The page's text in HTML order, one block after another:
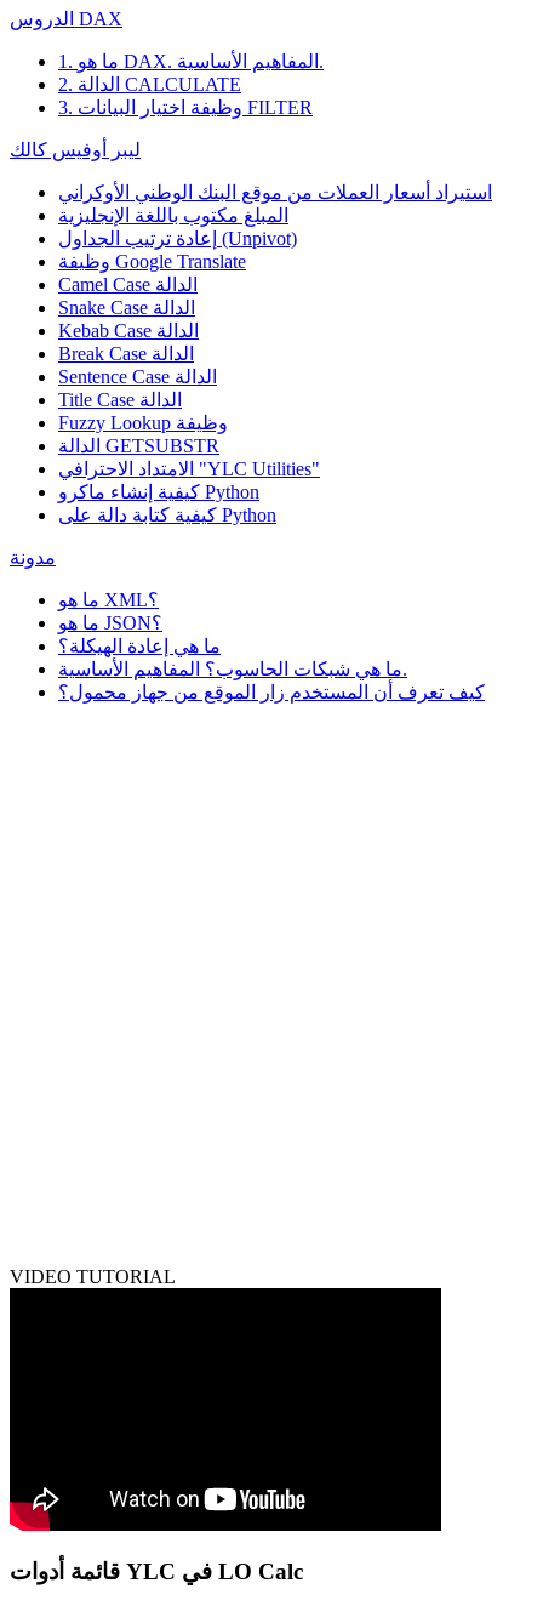
الدروس DAX
1. ما هو DAX. المفاهيم الأساسية.
2. الدالة CALCULATE
3. وظيفة اختيار البيانات FILTER
ليبر أوفيس كالك
استيراد أسعار العملات من موقع البنك الوطني الأوكراني
المبلغ مكتوب باللغة الإنجليزية
إعادة ترتيب الجداول (Unpivot)
Google Translate
Camel Case الدالة
Snake Case الدالة
Kebab Case الدالة
Break Case الدالة
Sentence Case الدالة
Title Case الدالة
Fuzzy Lookup وظيفة
الدالة GETSUBSTR
الامتداد الاحترافي "YLC Utilities"
كيفية إنشاء ماكرو Python
كيفية كتابة دالة على Python
مدونة
ما هو XML؟
ما هو JSON؟
ما هي إعادة الهيكلة؟
ما هي شبكات الحاسوب؟ المفاهيم الأساسية.
كيف تعرف أن المستخدم زار الموقع من جهاز محمول؟
VIDEO TUTORIAL
قائمة أدوات YLC في LO Calc